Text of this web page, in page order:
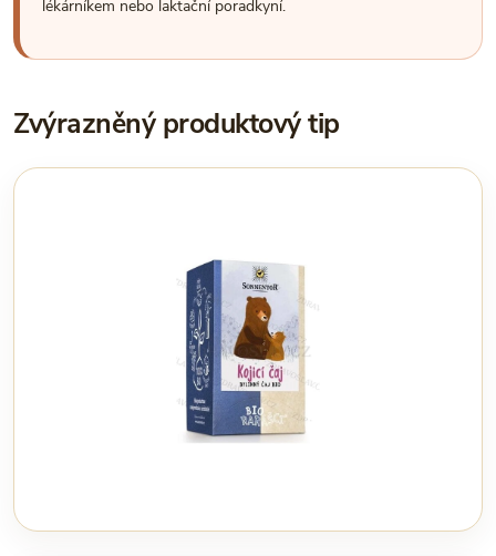
lékárníkem nebo laktační poradkyní.
Zvýrazněný produktový tip